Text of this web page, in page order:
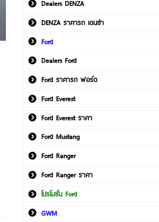
Dealers DENZA
DENZA ราคารถ เดนซ่า
Ford
Dealers Ford
Ford ราคารถ ฟอร์ด
Ford Everest
Ford Everest ราคา
Ford Mustang
Ford Ranger
Ford Ranger ราคา
โปรโมชั่น Ford
GWM